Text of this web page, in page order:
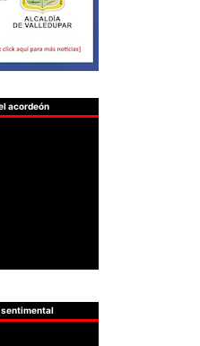
acordeón
sentimental